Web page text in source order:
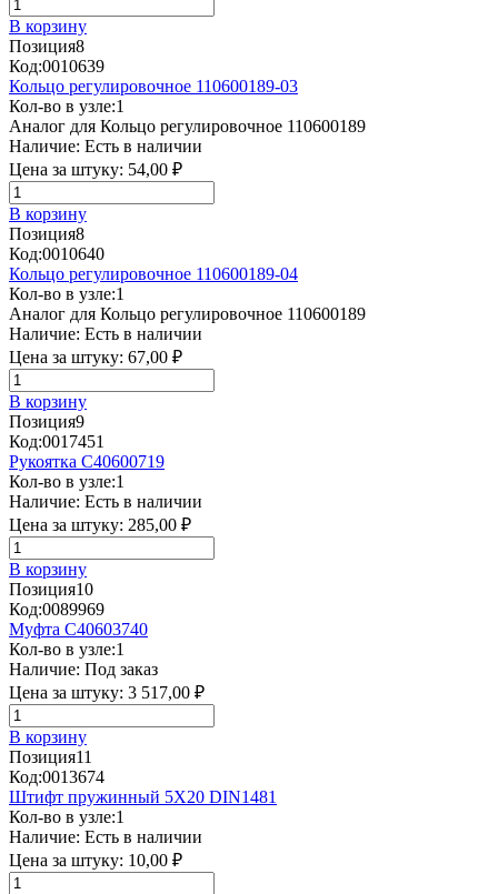
В корзину
Позиция8
Код:0010639
Кольцо регулировочное 110600189-03
Кол-во в узле:1
Аналог для Кольцо регулировочное 110600189
Наличие: Есть в наличии
Цена за штуку: 54,00 ₽
В корзину
Позиция8
Код:0010640
Кольцо регулировочное 110600189-04
Кол-во в узле:1
Аналог для Кольцо регулировочное 110600189
Наличие: Есть в наличии
Цена за штуку: 67,00 ₽
В корзину
Позиция9
Код:0017451
Рукоятка C40600719
Кол-во в узле:1
Наличие: Есть в наличии
Цена за штуку: 285,00 ₽
В корзину
Позиция10
Код:0089969
Муфта С40603740
Кол-во в узле:1
Наличие: Под заказ
Цена за штуку: 3 517,00 ₽
В корзину
Позиция11
Код:0013674
Штифт пружинный 5Х20 DIN1481
Кол-во в узле:1
Наличие: Есть в наличии
Цена за штуку: 10,00 ₽